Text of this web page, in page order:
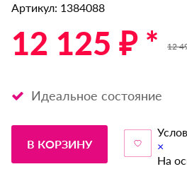
Артикул: 1384088
12 125 ₽ * 12
Идеальное состояние
В КОРЗИНУ
×
На